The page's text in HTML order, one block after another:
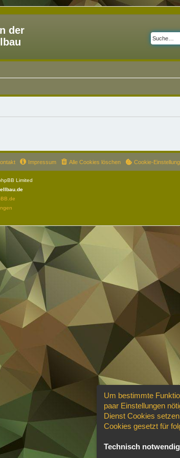
der
Cookie-
Alle Cookies löschen
Impressum
Limited
Um bestimmte
paar Einstellungen
Dienst Cookies
Cookies gesetzt für
Technisch